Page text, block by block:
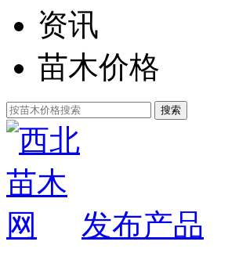
资讯
苗木价格
发布产品